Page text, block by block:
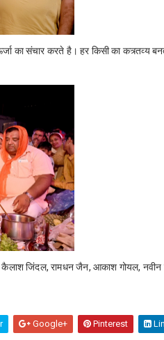
का संचार करते है। हर किसी का कत्र्तव्य
जिंदल, रामधन जैन, आकाश गोयल, नवीन
Google+ Pinterest